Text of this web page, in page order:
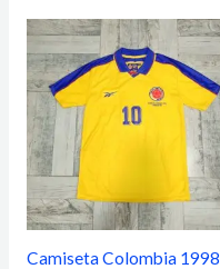
Camiseta Colombia 1998